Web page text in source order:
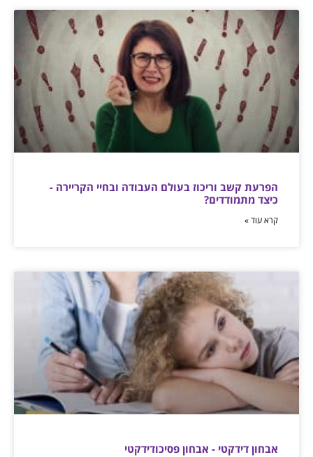
הפרעת קשב וריכוז בעולם העבודה ובחיי הקריירה -
כיצד מתמודדים?
קרא עוד »
אבחון דידקטי - אבחון פסיכודידקטי